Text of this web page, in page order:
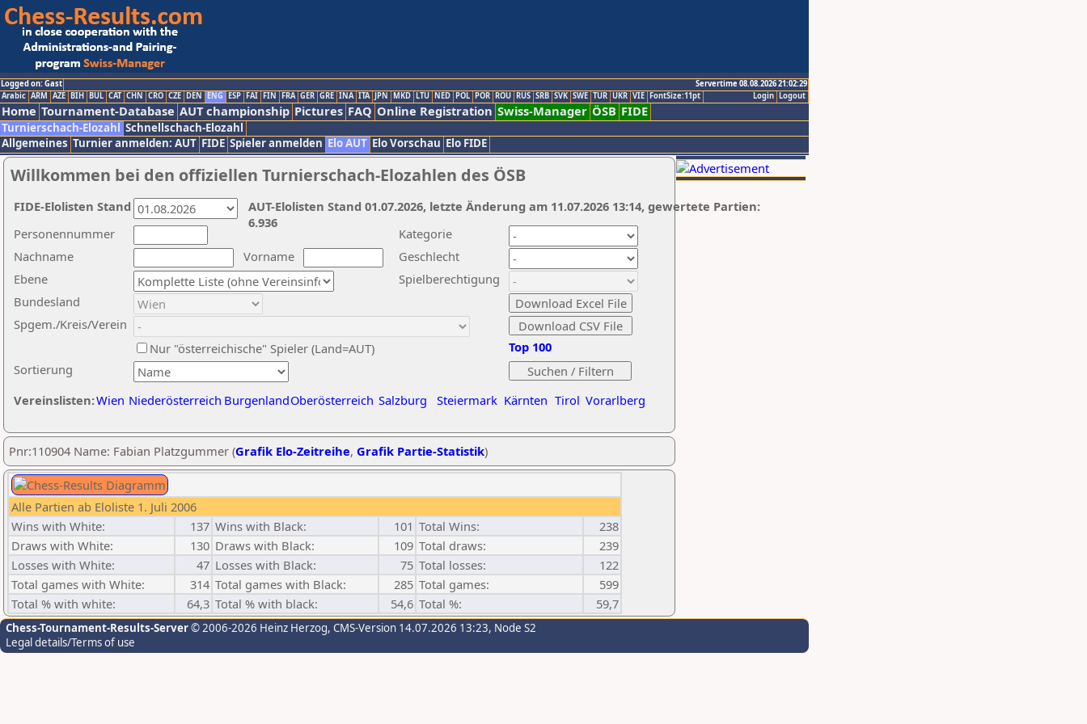
Logged on: Gast
Servertime 08.08.2026 21:02:29
Logout
Login
Arabic ARM AZE BIH BUL CAT CHN CRO CZE DEN ENG ESP FAI FIN FRA GER GRE INA ITA JPN MKD LTU NED POL POR ROU RUS SRB SVK SWE TUR UKR VIE FontSize:11pt
Home Tournament-Database AUT championship Pictures FAQ Online Registration Swiss-Manager ÖSB FIDE
Turnierschach-Elozahl Schnellschach-Elozahl
Allgemeines Turnier anmelden: AUT FIDE Spieler anmelden Elo AUT Elo Vorschau Elo FIDE
Willkommen bei den offiziellen Turnierschach-Elozahlen des ÖSB
Nachname
Vorname
Ebene
Kategorie
Sortierung
Personennummer
Bundesland
Spgem./Kreis/Verein
Geschlecht
Nur "österreichische" Spieler (Land=AUT)
Spielberechtigung
Vereinslisten:Wien Niederösterreich BurgenlandOberösterreich Salzburg Steiermark Kärnten Tirol Vorarlberg
Top 100
AUT-Elolisten Stand 01.07.2026, letzte Änderung am 11.07.2026 13:14, gewertete Partien:
6.936
FIDE-Elolisten Stand
Pnr:110904 Name: Fabian Platzgummer (Grafik Elo-Zeitreihe, Grafik Partie-Statistik)
Alle Partien ab Eloliste 1. Juli 2006
Wins with White:
137 Wins with Black: 101 Total Wins:
238
Draws with White:
130 Draws with Black: 109 Total draws:
239
Losses with White:
47 Losses with Black: 75 Total losses:
122
Total games with White:
314 Total games with Black: 285 Total games:
599
Total % with white:
64,3 Total % with black: 54,6 Total %: 59,7
Chess-Tournament-Results-Server© 2006-2026 Heinz Herzog, CMS-Version 14.07.2026 13:23, Node S2
Legal details/Terms of use